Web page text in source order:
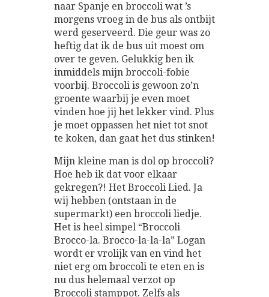
naar Spanje en broccoli wat ’s
morgens vroeg in de bus als ontbijt
werd geserveerd. Die geur was zo
heftig dat ik de bus uit moest om
over te geven. Gelukkig ben ik
inmiddels mijn broccoli-fobie
voorbij. Broccoli is gewoon zo’n
groente waarbij je even moet
vinden hoe jij het lekker vind. Plus
je moet oppassen het niet tot snot
te koken, dan gaat het dus stinken!
Mijn kleine man is dol op broccoli?
Hoe heb ik dat voor elkaar
gekregen?! Het Broccoli Lied. Ja
wij hebben (ontstaan in de
supermarkt) een broccoli liedje.
Het is heel simpel “Broccoli
Brocco-la. Brocco-la-la-la” Logan
wordt er vrolijk van en vind het
niet erg om broccoli te eten en is
nu dus helemaal verzot op
Broccoli stamppot. Zelfs als